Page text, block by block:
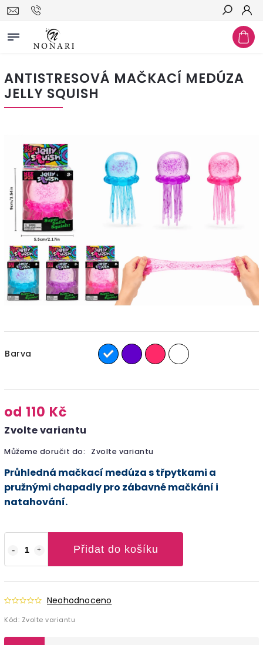
Hledat
ANTISTRESOVÁ MAČKACÍ MEDÚZA
JELLY SQUISH
Barva
od 110 Kč
Zvolte variantu
Můžeme doručit do: Zvolte variantu
Přidat do košíku
Neohodnoceno
Kód: Zvolte variantu
Průhledná mačkací medúza s třpytkami a
pružnými chapadly pro zábavné mačkání i
natahování.